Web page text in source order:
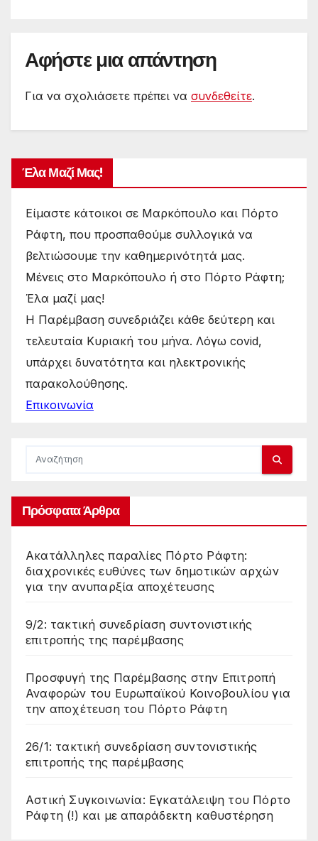
Αφήστε μια απάντηση
Για να σχολιάσετε πρέπει να συνδεθείτε.
Έλα Μαζί Μας!
Είμαστε κάτοικοι σε Μαρκόπουλο και Πόρτο
Ράφτη, που προσπαθούμε συλλογικά να
βελτιώσουμε την καθημερινότητά μας.
Μένεις στο Μαρκόπουλο ή στο Πόρτο Ράφτη;
Έλα μαζί μας!
Η Παρέμβαση συνεδριάζει κάθε δεύτερη και
τελευταία Κυριακή του μήνα. Λόγω covid,
υπάρχει δυνατότητα και ηλεκτρονικής
παρακολούθησης.
Επικοινωνία
Πρόσφατα Άρθρα
Ακατάλληλες παραλίες Πόρτο Ράφτη:
διαχρονικές ευθύνες των δημοτικών αρχών
για την ανυπαρξία αποχέτευσης
9/2: τακτική συνεδρίαση συντονιστικής
επιτροπής της παρέμβασης
Προσφυγή της Παρέμβασης στην Επιτροπή
Αναφορών του Ευρωπαϊκού Κοινοβουλίου για
την αποχέτευση του Πόρτο Ράφτη
26/1: τακτική συνεδρίαση συντονιστικής
επιτροπής της παρέμβασης
Αστική Συγκοινωνία: Εγκατάλειψη του Πόρτο
Ράφτη (!) και με απαράδεκτη καθυστέρηση